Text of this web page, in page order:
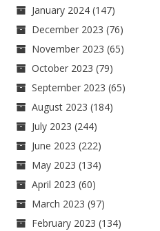
January 2024 (147)
December 2023 (76)
November 2023 (65)
October 2023 (79)
September 2023 (65)
August 2023 (184)
July 2023 (244)
June 2023 (222)
May 2023 (134)
April 2023 (60)
March 2023 (97)
February 2023 (134)